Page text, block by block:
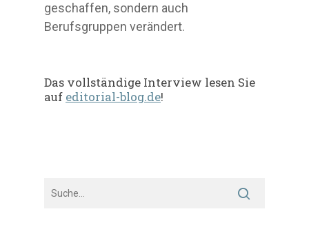
geschaffen, sondern auch
Berufsgruppen verändert.
Das vollständige Interview lesen Sie
auf editorial-blog.de!